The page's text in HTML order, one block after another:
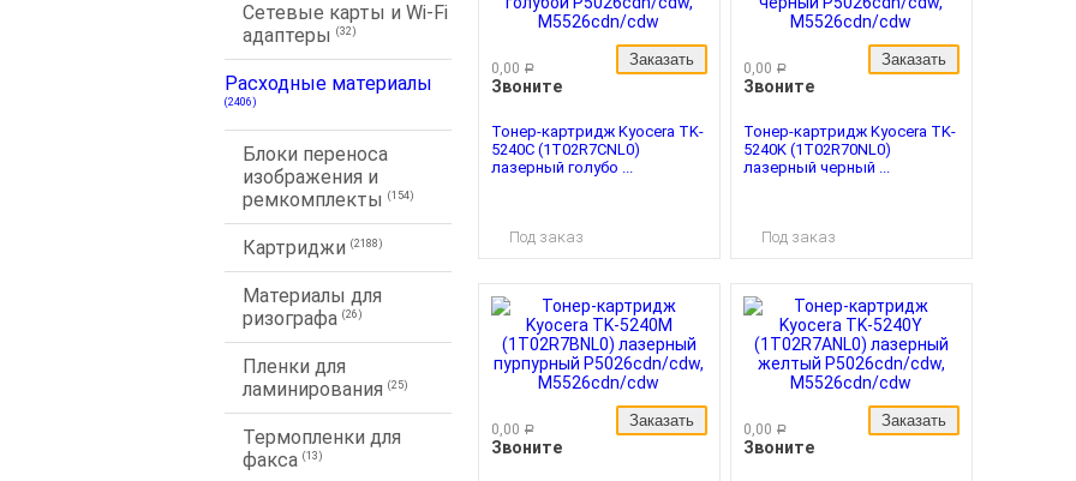
Сетевые карты и Wi-Fi
адаптеры (32)
Расходные материалы
(2406)
Блоки переноса
изображения и
ремкомплекты (154)
Картриджи (2188)
Материалы для
ризографа (26)
Пленки для
ламинирования (25)
Термопленки для
факса (13)
Заказать
0,00 руб.
Звоните
Тонер-картридж Kyocera TK-
5240C (1T02R7CNL0)
лазерный голубо ...
Под заказ
Заказать
0,00 руб.
Звоните
Тонер-картридж Kyocera TK-
5240K (1T02R70NL0)
лазерный черный ...
Под заказ
Заказать
0,00 руб.
Звоните
Заказать
0,00 руб.
Звоните